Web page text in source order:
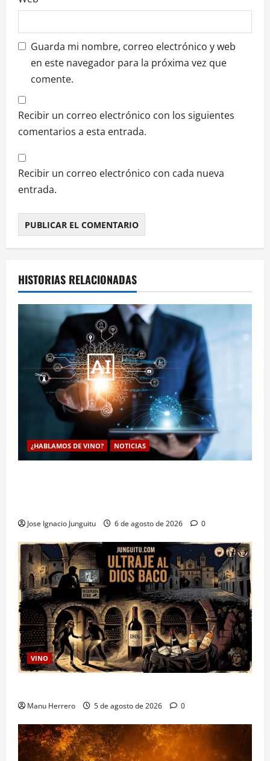
Guarda mi nombre, correo electrónico y web
en este navegador para la próxima vez que
comente.
Recibir un correo electrónico con los siguientes
comentarios a esta entrada.
Recibir un correo electrónico con cada nueva
entrada.
HISTORIAS RELACIONADAS
¿HABLAMOS DE VINO? NOTICIAS
Jose Ignacio Junguitu 6 de agosto de 2026 0
VINO
Manu Herrero 5 de agosto de 2026 0